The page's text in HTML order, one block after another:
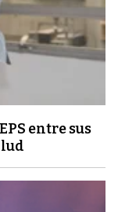
entre sus